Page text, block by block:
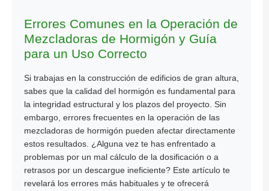
Errores Comunes en la Operación de
Mezcladoras de Hormigón y Guía
para un Uso Correcto
Si trabajas en la construcción de edificios de gran altura,
sabes que la calidad del hormigón es fundamental para
la integridad estructural y los plazos del proyecto. Sin
embargo, errores frecuentes en la operación de las
mezcladoras de hormigón pueden afectar directamente
estos resultados. ¿Alguna vez te has enfrentado a
problemas por un mal cálculo de la dosificación o a
retrasos por un descargue ineficiente? Este artículo te
revelará los errores más habituales y te ofrecerá